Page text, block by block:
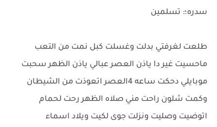
سدره؛: تسلمين
طلعت لغرفتي بدلت وغسلت كبل نمت من التعب
ماحسيت غير دا ياذن العصر عبالي ياذن الظهر سحبت
موبايلي دحكت ساعه 4العصر اتعوذت من الشيطان
وكمت شلون راحت مني صلاه الظهر رحت لحمام
اتوضيت وصليت ونزلت جوى لكيت ويلاد اسماء